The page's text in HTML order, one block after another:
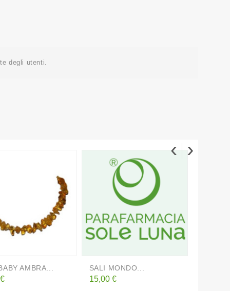
degli utenti.
AMBRA... SALI MONDO...
Prezzo
15,00 €
‹ ›